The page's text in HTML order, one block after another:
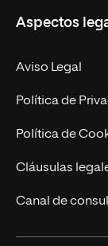
Doctorados
Experto
Postgrados
Cursos
Facultades
Nuestro Equipo
Trabaja en UNIR
Actualidad
UNIR Revista
Eventos
Aspectos
Aviso Legal
Política de
Política de
Cláusulas
Canal de